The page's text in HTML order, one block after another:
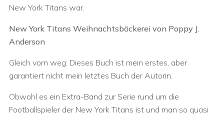
New York Titans war.
New York Titans Weihnachtsbäckerei von Poppy J.
Anderson
Gleich vorn weg: Dieses Buch ist mein erstes, aber
garantiert nicht mein letztes Buch der Autorin.
Obwohl es ein Extra-Band zur Serie rund um die
Footballspieler der New York Titans ist und man so quasi